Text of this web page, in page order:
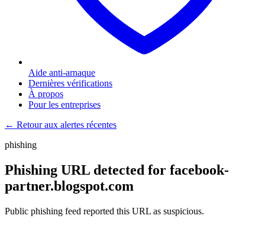
Aide anti-arnaque
Dernières vérifications
À propos
Pour les entreprises
← Retour aux alertes récentes
phishing
Phishing URL detected for facebook-
partner.blogspot.com
Public phishing feed reported this URL as suspicious.